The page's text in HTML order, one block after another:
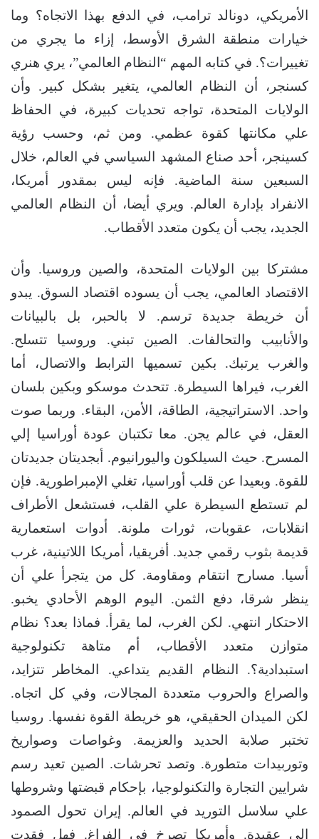
الأمريكي، دونالد ترامب، في الدفع بهذا الاتجاه؟ وما
خيارات منطقة الشرق الأوسط، إزاء ما يجري من
تغييرات؟. في كتابه المهم “النظام العالمي”، يري هنري
كسنجر، أن النظام العالمي، يتغير بشكل كبير. وأن
الولايات المتحدة، تواجه تحديات كبيرة، في الحفاظ
علي مكانتها كقوة عظمي. ومن ثم، وحسب رؤية
كسينجر، أحد صناع المشهد السياسي في العالم، خلال
السبعين سنة الماضية. فإنه ليس بمقدور أمريكا،
الانفراد بإدارة العالم. ويري أيضا، أن النظام العالمي
الجديد، يجب أن يكون متعدد الأقطاب.
مشتركا بين الولايات المتحدة، والصين وروسيا. وأن
الاقتصاد العالمي، يجب أن يسوده اقتصاد السوق. يبدو
أن خريطة جديدة ترسم. لا بالحبر، بل بالبيانات
والأنابيب والتحالفات. الصين تبني. وروسيا تتسلح.
والغرب يرتبك. بكين تسميها الترابط والاتصال، أما
الغرب، فيراها السيطرة. تتحدث موسكو وبكين بلسان
واحد. الاستراتيجية، الطاقة، الأمن، البقاء. وربما صوت
العقل، في عالم يجن. معا تكتبان عودة أوراسيا إلي
المسرح. حيث السيلكون واليورانيوم. أبجديتان جديدتان
للقوة. وبعيدا عن قلب أوراسيا، تغلي الإمبراطورية. فإن
لم تستطع السيطرة علي القلب، فستشعل الأطراف
انقلابات، عقوبات، ثورات ملونة. أدوات استعمارية
قديمة بثوب رقمي جديد. أفريقيا، أمريكا اللاتينية، غرب
أسيا. مسارح انتقام ومقاومة. كل من يتجرأ علي أن
ينظر شرقا، دفع الثمن. اليوم الوهم الأحادي يخبو.
الاحتكار انتهي. لكن الغرب، لما يقرأ. فماذا بعد؟ نظام
متوازن متعدد الأقطاب، أم متاهة تكنولوجية
استبدادية؟. النظام القديم يتداعي. المخاطر تتزايد،
والصراع والحروب متعددة المجالات، وفي كل اتجاه.
لكن الميدان الحقيقي، هو خريطة القوة نفسها. روسيا
تختبر صلابة الحديد والعزيمة. وغواصات وصواريخ
وتوربيدات متطورة. وتصد تحرشات. الصين تعيد رسم
شرايين التجارة والتكنولوجيا، بإحكام قبضتها وشروطها
علي سلاسل التوريد في العالم. إيران تحول الصمود
إلي عقيدة. وأمريكا تصرخ في الفراغ. فهل فقدت